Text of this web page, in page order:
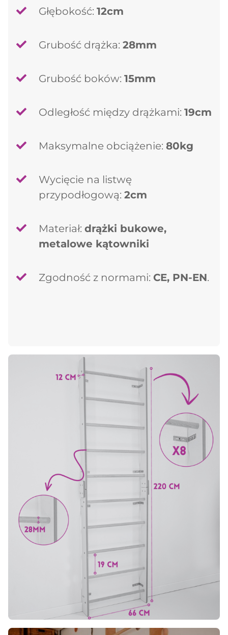
Głębokość: 12cm
Grubość drążka: 28mm
Grubość boków: 15mm
Odległość między drążkami: 19cm
Maksymalne obciążenie: 80kg
Wycięcie na listwę
przypodłogową: 2cm
Materiał: drążki bukowe,
metalowe kątowniki
Zgodność z normami: CE, PN-EN.